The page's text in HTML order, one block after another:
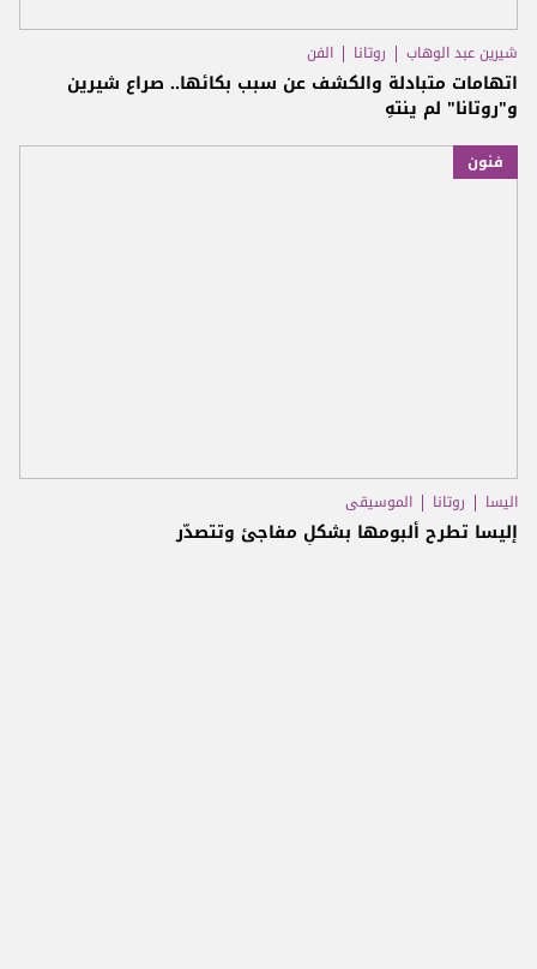
شيرين عبد الوهاب روتانا الفن
اتهامات متبادلة والكشف عن سبب بكائها.. صراع شيرين
و"روتانا" لم ينتهِ
فنون
اليسا روتانا الموسيقى
إليسا تطرح ألبومها بشكلٍ مفاجئ وتتصدّر